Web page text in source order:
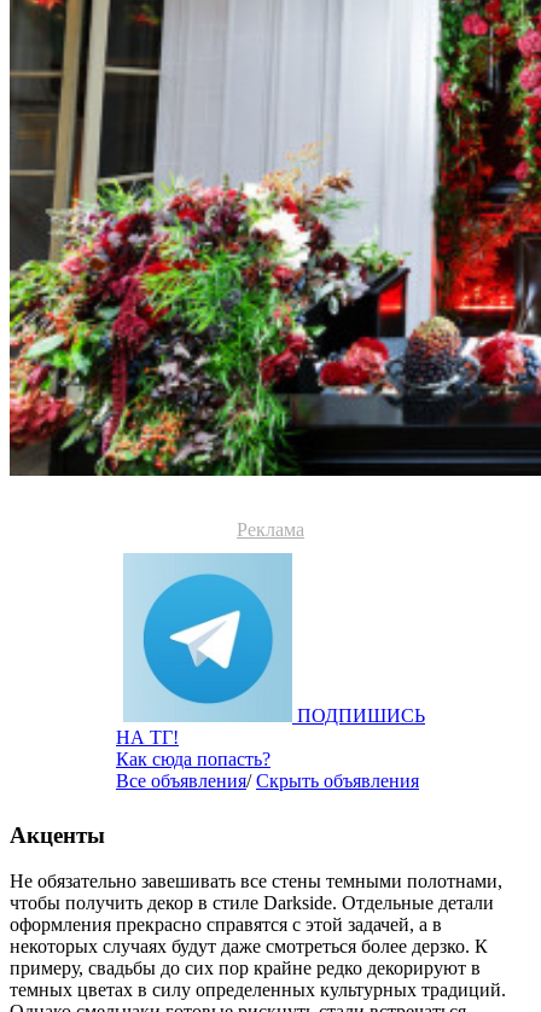
Реклама
ПОДПИШИСЬ
НА ТГ!
Как сюда попасть?
Все объявления/Скрыть объявления
Акценты
Не обязательно завешивать все стены темными полотнами,
чтобы получить декор в стиле Darkside. Отдельные детали
оформления прекрасно справятся с этой задачей, а в
некоторых случаях будут даже смотреться более дерзко. К
примеру, свадьбы до сих пор крайне редко декорируют в
темных цветах в силу определенных культурных традиций.